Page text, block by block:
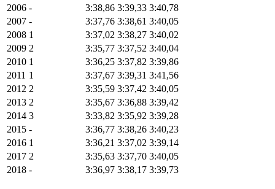
2006 - 3:38,86 3:39,33 3:40,78
2007 - 3:37,76 3:38,61 3:40,05
2008 1 3:37,02 3:38,27 3:40,02
2009 2 3:35,77 3:37,52 3:40,04
2010 1 3:36,25 3:37,82 3:39,86
2011 1 3:37,67 3:39,31 3:41,56
2012 2 3:35,59 3:37,42 3:40,05
2013 2 3:35,67 3:36,88 3:39,42
2014 3 3:33,82 3:35,92 3:39,28
2015 - 3:36,77 3:38,26 3:40,23
2016 1 3:36,21 3:37,02 3:39,14
2017 2 3:35,63 3:37,70 3:40,05
2018 - 3:36,97 3:38,17 3:39,73